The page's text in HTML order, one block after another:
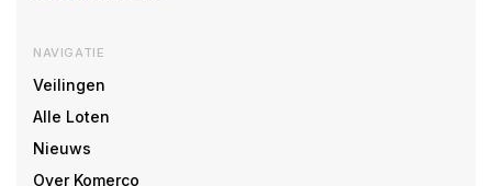
NAVIGATIE
Veilingen
Alle Loten
Nieuws
Over Komerco